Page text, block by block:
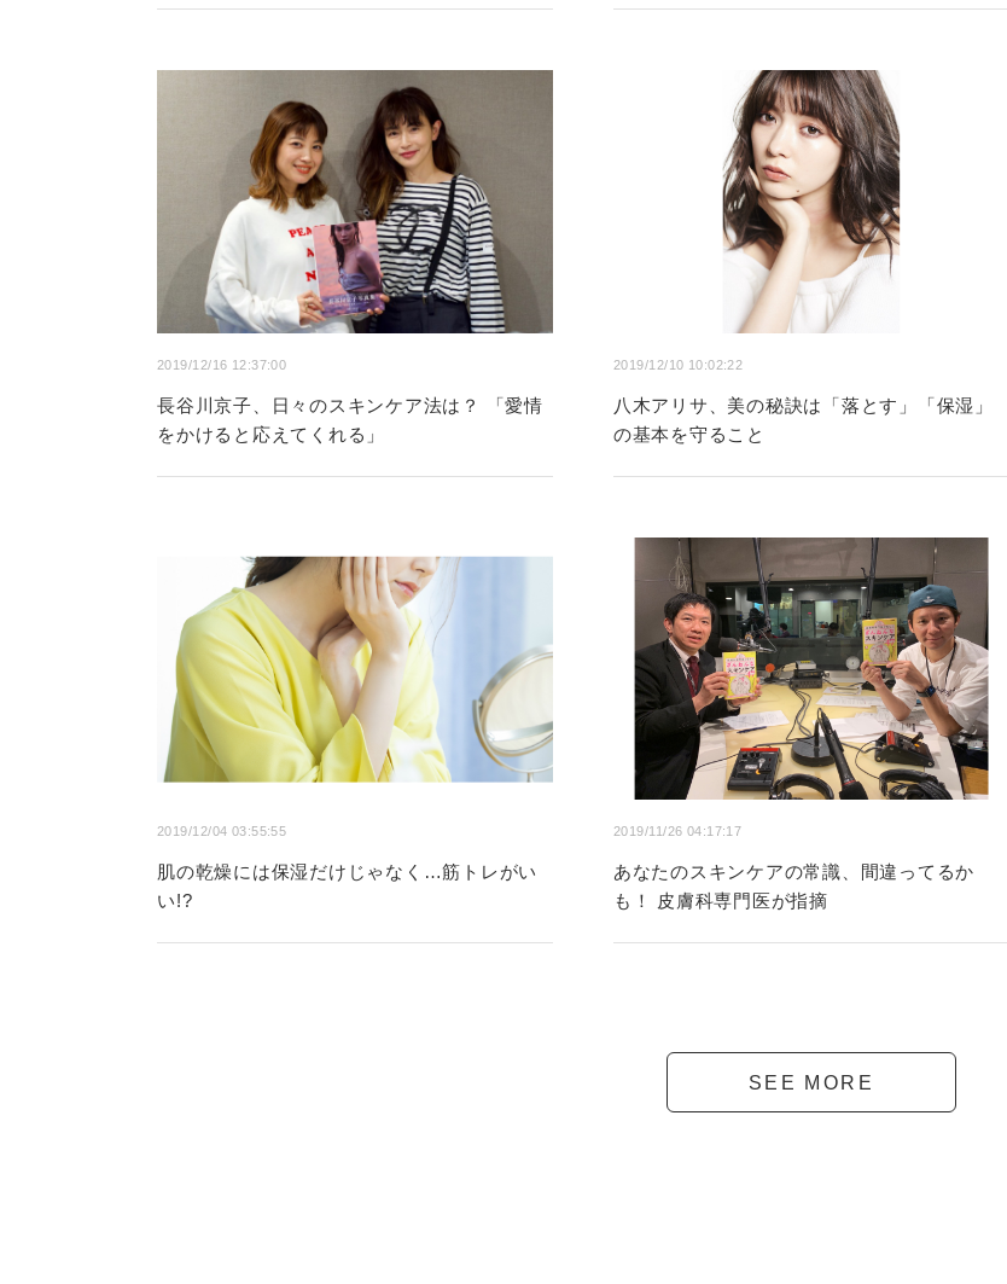
2019/12/16 12:37:00
長谷川京子、日々のスキンケア法は？ 「愛情
をかけると応えてくれる」
2019/12/10 10:02:22
八木アリサ、美の秘訣は「落とす」「保湿」
の基本を守ること
2019/12/04 03:55:55
肌の乾燥には保湿だけじゃなく…筋トレがい
い!?
2019/11/26 04:17:17
あなたのスキンケアの常識、間違ってるか
も！ 皮膚科専門医が指摘
SEE MORE